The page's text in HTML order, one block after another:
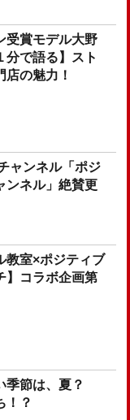
受賞モデル大野
分で語る】スト
店の魅力！
ャンネル「ポジ
ンネル」絶賛更
教室×ポジティブ
】コラボ企画第
季節は、夏？
！？